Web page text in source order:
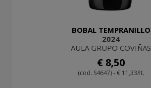
BOBAL TEMPRANILLO
2024
AULA GRUPO COVIÑAS
€ 8,50
(cod. S4647) - € 11,33/lt.